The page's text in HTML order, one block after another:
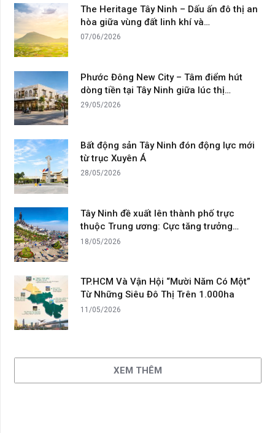
The Heritage Tây Ninh – Dấu ấn đô thị an
hòa giữa vùng đất linh khí và…
07/06/2026
Phước Đông New City – Tâm điểm hút
dòng tiền tại Tây Ninh giữa lúc thị…
29/05/2026
Bất động sản Tây Ninh đón động lực mới
từ trục Xuyên Á
28/05/2026
Tây Ninh đề xuất lên thành phố trực
thuộc Trung ương: Cực tăng trưởng…
18/05/2026
TP.HCM Và Vận Hội “Mười Năm Có Một”
Từ Những Siêu Đô Thị Trên 1.000ha
11/05/2026
XEM THÊM